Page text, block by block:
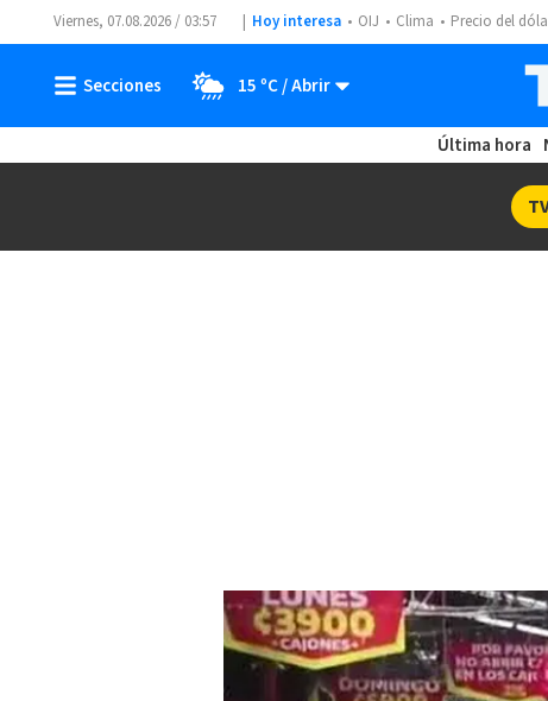
Viernes, 07.08.2026 / 03:57 Hoy interesa OIJ Clima Precio del
15 ºC
Última hora